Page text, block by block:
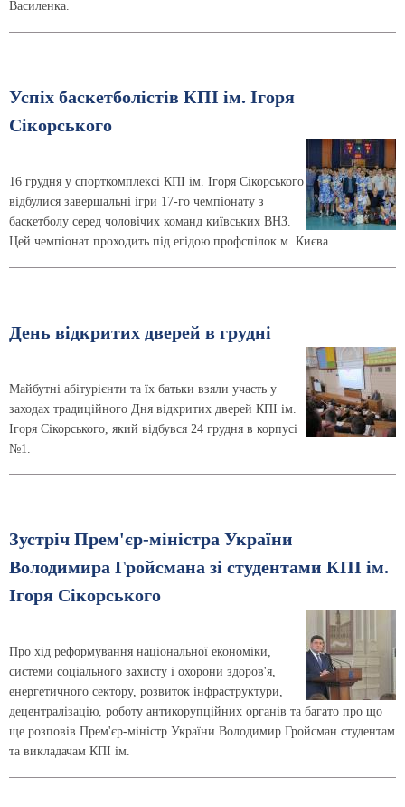
Василенка.
Успіх баскетболістів КПІ ім. Ігоря
Сікорського
16 грудня у спорткомплексі КПІ ім. Ігоря Сікорського
відбулися завершальні ігри 17-го чемпіонату з
баскетболу серед чоловічих команд київських ВНЗ.
Цей чемпіонат проходить під егідою профспілок м. Києва.
День відкритих дверей в грудні
Майбутні абітурієнти та їх батьки взяли участь у
заходах традиційного Дня відкритих дверей КПІ ім.
Ігоря Сікорського, який відбувся 24 грудня в корпусі
№1.
Зустріч Прем'єр-міністра України
Володимира Гройсмана зі студентами КПІ ім.
Ігоря Сікорського
Про хід реформування національної економіки,
системи соціального захисту і охорони здоров'я,
енергетичного сектору, розвиток інфраструктури,
децентралізацію, роботу антикорупційних органів та багато про що
ще розповів Прем'єр-міністр України Володимир Гройсман студентам
та викладачам КПІ ім.